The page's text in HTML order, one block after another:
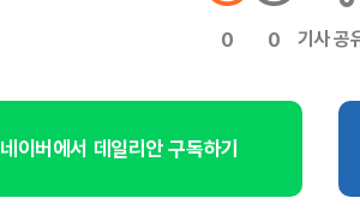
0 0 기사 공
네이버에서 데일리안 구독하기